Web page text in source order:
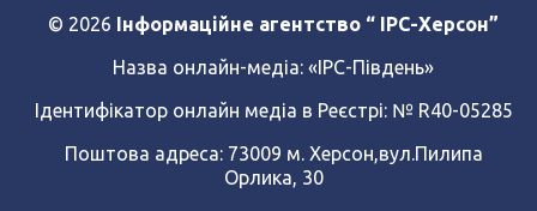
© 2026 Інформаційне агентство “ IPC-Херсон”
Назва онлайн-медіа: «ІРС-Південь»
Ідентифікатор онлайн медіа в Реєстрі: № R40-05285
Поштова адреса: 73009 м. Херсон,вул.Пилипа
Орлика, 30